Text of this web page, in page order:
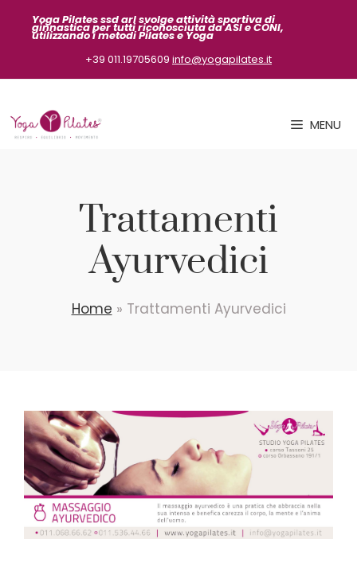
Yoga Pilates ssd arl svolge attività sportivadi
ginnastica per tutti riconosciuta da ASIe CONI,
utilizzando i metodi Pilates e Yoga
+39 011.19705609 info@yogapilates.it
MENU
Trattamenti
Ayurvedici
Home » Trattamenti Ayurvedici